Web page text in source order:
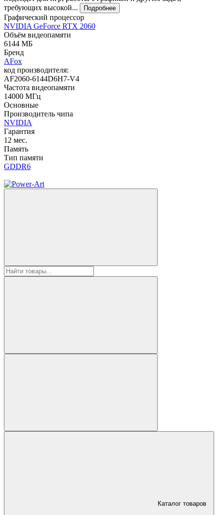
требующих высокой...
Подробнее
Графический процессор
NVIDIA GeForce RTX 2060
Объём видеопамяти
6144 МБ
Бренд
AFox
код производителя:
AF2060-6144D6H7-V4
Частота видеопамяти
14000 МГц
Основные
Производитель чипа
NVIDIA
Гарантия
12 мес.
Память
Тип памяти
GDDR6
Каталог товаров